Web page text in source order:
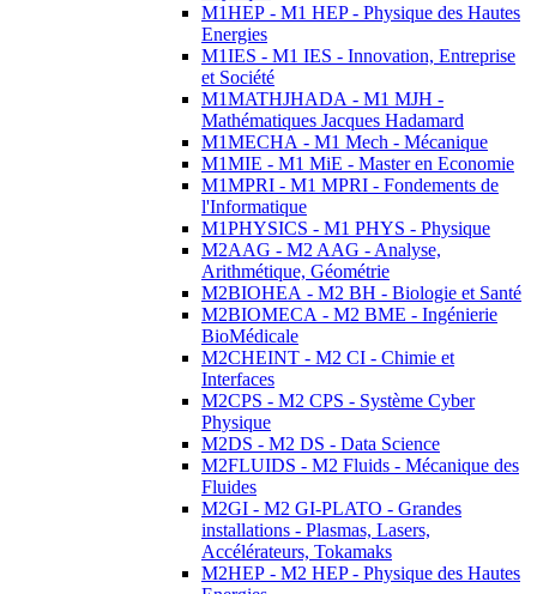
M1HEP - M1 HEP - Physique des Hautes
Energies
M1IES - M1 IES - Innovation, Entreprise
et Société
M1MATHJHADA - M1 MJH -
Mathématiques Jacques Hadamard
M1MECHA - M1 Mech - Mécanique
M1MIE - M1 MiE - Master en Economie
M1MPRI - M1 MPRI - Fondements de
l'Informatique
M1PHYSICS - M1 PHYS - Physique
M2AAG - M2 AAG - Analyse,
Arithmétique, Géométrie
M2BIOHEA - M2 BH - Biologie et Santé
M2BIOMECA - M2 BME - Ingénierie
BioMédicale
M2CHEINT - M2 CI - Chimie et
Interfaces
M2CPS - M2 CPS - Système Cyber
Physique
M2DS - M2 DS - Data Science
M2FLUIDS - M2 Fluids - Mécanique des
Fluides
M2GI - M2 GI-PLATO - Grandes
installations - Plasmas, Lasers,
Accélérateurs, Tokamaks
M2HEP - M2 HEP - Physique des Hautes